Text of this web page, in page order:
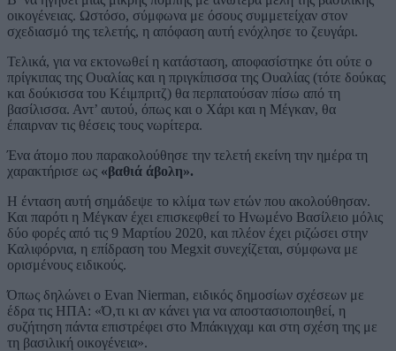
οικογένειας. Ωστόσο, σύμφωνα με όσους συμμετείχαν στον
σχεδιασμό της τελετής, η απόφαση αυτή ενόχλησε το ζευγάρι.
Τελικά, για να εκτονωθεί η κατάσταση, αποφασίστηκε ότι ούτε ο
πρίγκιπας της Ουαλίας και η πριγκίπισσα της Ουαλίας (τότε δούκας
και δούκισσα του Κέιμπριτζ) θα περπατούσαν πίσω από τη
βασίλισσα. Αντ’ αυτού, όπως και ο Χάρι και η Μέγκαν, θα
έπαιρναν τις θέσεις τους νωρίτερα.
Ένα άτομο που παρακολούθησε την τελετή εκείνη την ημέρα τη
χαρακτήρισε ως «βαθιά άβολη».
Η ένταση αυτή σημάδεψε το κλίμα των ετών που ακολούθησαν.
Και παρότι η Μέγκαν έχει επισκεφθεί το Ηνωμένο Βασίλειο μόλις
δύο φορές από τις 9 Μαρτίου 2020, και πλέον έχει ριζώσει στην
Καλιφόρνια, η επίδραση του Megxit συνεχίζεται, σύμφωνα με
ορισμένους ειδικούς.
Όπως δηλώνει ο Evan Nierman, ειδικός δημοσίων σχέσεων με
έδρα τις ΗΠΑ: «Ό,τι κι αν κάνει για να αποστασιοποιηθεί, η
συζήτηση πάντα επιστρέφει στο Μπάκιγχαμ και στη σχέση της με
τη βασιλική οικογένεια».